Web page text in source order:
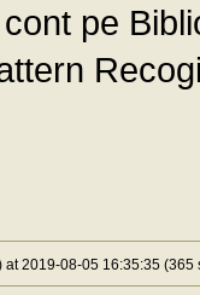
pe
at 2019-08-05 16:35:35 (365